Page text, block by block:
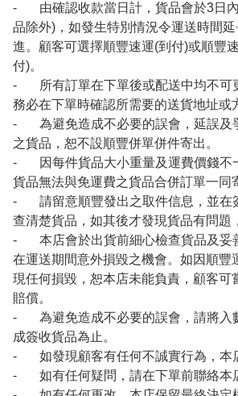
- 由確認收款當日計，貨品會於3日內
品除外)，如發生特別情況令運送時間
進。顧客可選擇順豐速運(到付)或順豐
付)。
- 所有訂單在下單後或配送中均不可
務必在下單時確認所需要的送貨地址或
- 為避免造成不必要的誤會，延誤及
之貨品，恕不設順豐併單併件寄出。
- 因每件貨品大小重量及運費價錢不
貨品無法與免運費之貨品合併訂單一同
- 請留意順豐發出之取件信息，並在
查清楚貨品，如其後才發現貨品有問題
- 本店會於出貨前細心檢查貨品及妥
在運送期間意外損毀之機會。如因順豐
現任何損毀，恕本店未能負責，顧客可
賠償。
- 為避免造成不必要的誤會，請將入
成簽收貨品為止。
- 如發現顧客有任何不誠實行為，本
- 如有任何疑問，請在下單前聯絡本